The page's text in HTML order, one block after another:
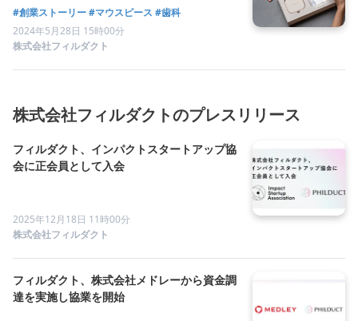
スのきっかけを全国へ
#創業ストーリー#マウスピース #歯科
2024年5月28日 15時00分
株式会社フィルダクト
株式会社フィルダクトのプレスリリース
フィルダクト、インパクトスタートアップ協
会に正会員として入会
2025年12月18日 11時00分
株式会社フィルダクト
フィルダクト、株式会社メドレーから資金調
達を実施し協業を開始